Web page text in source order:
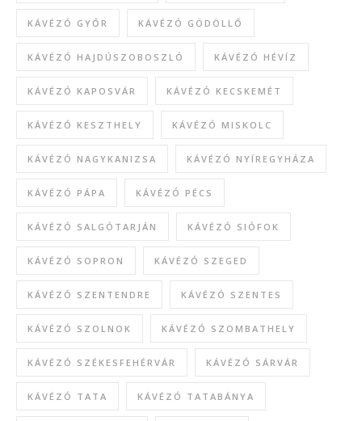
KÁVÉZÓ GYŐR KÁVÉZÓ GÖDÖLLŐ
KÁVÉZÓ HAJDÚSZOBOSZLÓ KÁVÉZÓ HÉVÍZ
KÁVÉZÓ KAPOSVÁR KÁVÉZÓ KECSKEMÉT
KÁVÉZÓ KESZTHELY KÁVÉZÓ MISKOLC
KÁVÉZÓ NAGYKANIZSA KÁVÉZÓ NYÍREGYHÁZA
KÁVÉZÓ PÁPA KÁVÉZÓ PÉCS
KÁVÉZÓ SALGÓTARJÁN KÁVÉZÓ SIÓFOK
KÁVÉZÓ SOPRON KÁVÉZÓ SZEGED
KÁVÉZÓ SZENTENDRE KÁVÉZÓ SZENTES
KÁVÉZÓ SZOLNOK KÁVÉZÓ SZOMBATHELY
KÁVÉZÓ SZÉKESFEHÉRVÁR KÁVÉZÓ SÁRVÁR
KÁVÉZÓ TATA KÁVÉZÓ TATABÁNYA